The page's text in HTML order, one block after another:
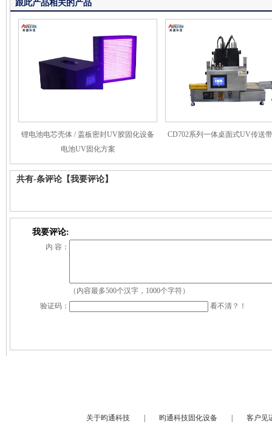
跟此产品相关的产品
锂电池电芯壳体 / 盖板密封UV胶固化设备
电池UV固化方案
CD702系列一体桌面式UV传送
共有-条评论 【我要评论】
我要评论:
内 容：
（内容最多500个汉字，1000个字符）
验证码：
看不清？！
关于昀通科技 昀通科技固化设备 客户见